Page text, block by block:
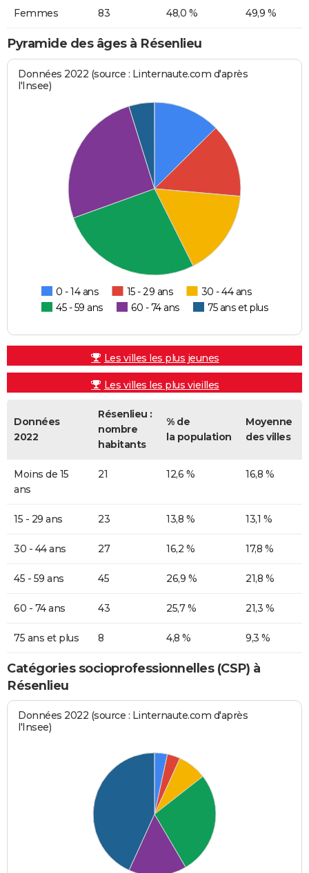
Femmes 83 48,0 % 49,9 %
Pyramide des âges à Résenlieu
Données 2022 (source : Linternaute.com d'après
l'Insee)
0 - 14 ans 15 - 29 ans
30 - 44 ans
45 - 59 ans
60 - 74 ans 75 ans et plus
Les villes les plus jeunes
Les villes les plus vieilles
Données
2022
Résenlieu :
nombre
habitants
% de
la population
Moyenne
des villes
Moins de 15
ans
21 12,6 % 16,8 %
15 - 29 ans 23 13,8 % 13,1 %
30 - 44 ans 27 16,2 % 17,8 %
45 - 59 ans 45 26,9 % 21,8 %
60 - 74 ans 43 25,7 % 21,3 %
75 ans et plus 8 4,8 % 9,3 %
Catégories socioprofessionnelles (CSP) à
Résenlieu
Données 2022 (source : Linternaute.com d'après
l'Insee)